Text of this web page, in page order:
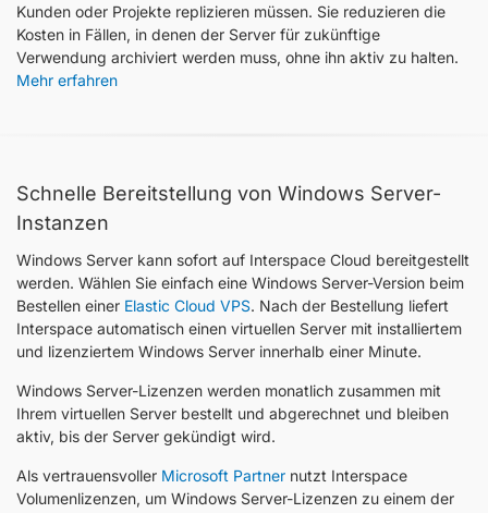
Kunden oder Projekte replizieren müssen. Sie reduzieren die
Kosten in Fällen, in denen der Server für zukünftige
Verwendung archiviert werden muss, ohne ihn aktiv zu halten.
Mehr erfahren
Schnelle Bereitstellung von Windows Server-
Instanzen
Windows Server kann sofort auf Interspace Cloud bereitgestellt
werden. Wählen Sie einfach eine Windows Server-Version beim
Bestellen einer Elastic Cloud VPS. Nach der Bestellung liefert
Interspace automatisch einen virtuellen Server mit installiertem
und lizenziertem Windows Server innerhalb einer Minute.
Windows Server-Lizenzen werden monatlich zusammen mit
Ihrem virtuellen Server bestellt und abgerechnet und bleiben
aktiv, bis der Server gekündigt wird.
Als vertrauensvoller Microsoft Partner nutzt Interspace
Volumenlizenzen, um Windows Server-Lizenzen zu einem der